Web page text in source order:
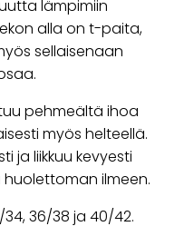
lämpimiin
alla on t-paita,
sellaisenaan
pehmeältä ihoa
myös helteellä.
ja liikkuu kevyesti
ilmeen.
36/38 ja 40/42.